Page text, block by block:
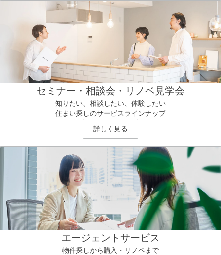
セミナー・相談会・リノベ見学会
知りたい、相談したい、体験したい
住まい探しのサービスラインナップ
詳しく見る
エージェントサービス
物件探しから購入・リノベまで